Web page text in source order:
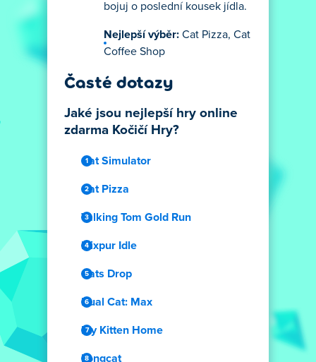
bojuj o poslední kousek jídla.
Nejlepší výběr: Cat Pizza, Cat
Coffee Shop
Časté dotazy
Jaké jsou nejlepší hry online
zdarma Kočičí Hry?
Cat Simulator
Cat Pizza
Talking Tom Gold Run
Elixpur Idle
Cats Drop
Dual Cat: Max
My Kitten Home
Longcat